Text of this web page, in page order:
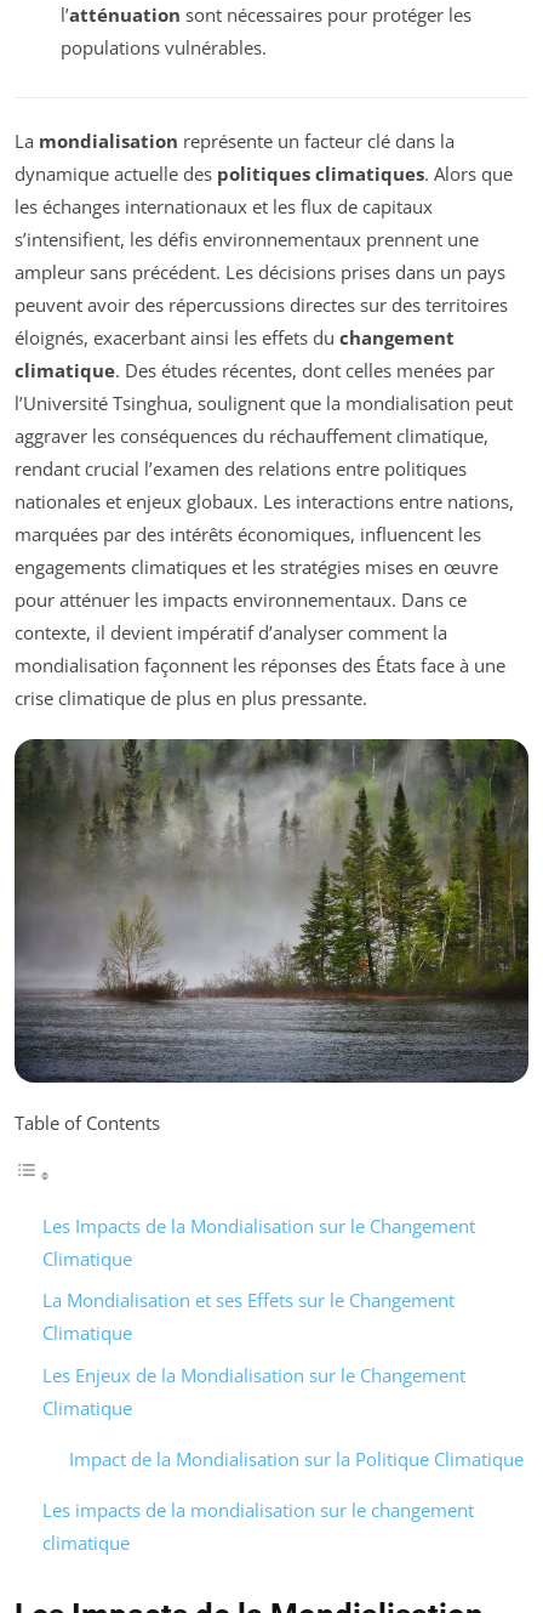
l’atténuation sont nécessaires pour protéger les
populations vulnérables.
La mondialisation représente un facteur clé dans la
dynamique actuelle des politiques climatiques. Alors que
les échanges internationaux et les flux de capitaux
s’intensifient, les défis environnementaux prennent une
ampleur sans précédent. Les décisions prises dans un pays
peuvent avoir des répercussions directes sur des territoires
éloignés, exacerbant ainsi les effets du changement
climatique. Des études récentes, dont celles menées par
l’Université Tsinghua, soulignent que la mondialisation peut
aggraver les conséquences du réchauffement climatique,
rendant crucial l’examen des relations entre politiques
nationales et enjeux globaux. Les interactions entre nations,
marquées par des intérêts économiques, influencent les
engagements climatiques et les stratégies mises en œuvre
pour atténuer les impacts environnementaux. Dans ce
contexte, il devient impératif d’analyser comment la
mondialisation façonnent les réponses des États face à une
crise climatique de plus en plus pressante.
Table of Contents
Les Impacts de la Mondialisation sur le Changement
Climatique
La Mondialisation et ses Effets sur le Changement
Climatique
Les Enjeux de la Mondialisation sur le Changement
Climatique
Impact de la Mondialisation sur la Politique Climatique
Les impacts de la mondialisation sur le changement
climatique